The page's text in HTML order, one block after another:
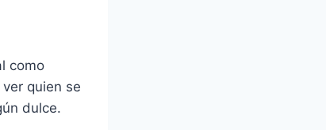
como
quien se
dulce.